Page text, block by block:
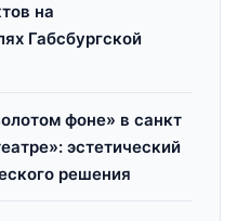
на
Габсбургской
фоне» в санкт
эстетический
решения